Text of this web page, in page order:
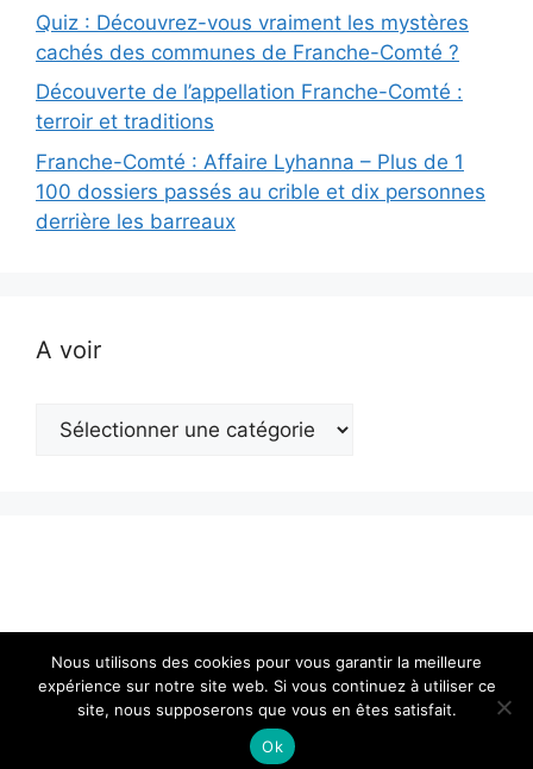
Quiz : Découvrez-vous vraiment les mystères
cachés des communes de Franche-Comté ?
Découverte de l’appellation Franche-Comté :
terroir et traditions
Franche-Comté : Affaire Lyhanna – Plus de 1
100 dossiers passés au crible et dix personnes
derrière les barreaux
A voir
voir
© 2026 Actualité en Franche-Comté• Construit avec
GeneratePress
Nous utilisons des cookies pour vous garantir la meilleure
expérience sur notre site web. Si vous continuez à utiliser ce
site, nous supposerons que vous en êtes satisfait.
Ok